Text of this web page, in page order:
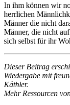
In ihm können wir
herrlichen
Männer die nicht
Männer, die nicht
sich selbst für ihr
Dieser Beitrag
Wiedergabe mit
Käthler.
Mehr Ressourcen